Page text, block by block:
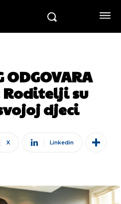
ODGOVARA
Roditelji su
djeci
X Linkedin